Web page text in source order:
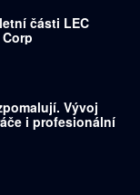
části LEC
Vývoj
i profesionální